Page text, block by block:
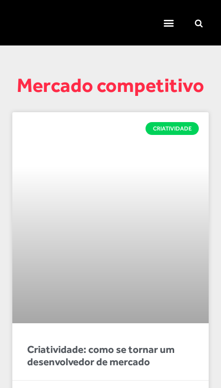
Mercado competitivo
CRIATIVIDADE
Criatividade: como se tornar um
desenvolvedor de mercado